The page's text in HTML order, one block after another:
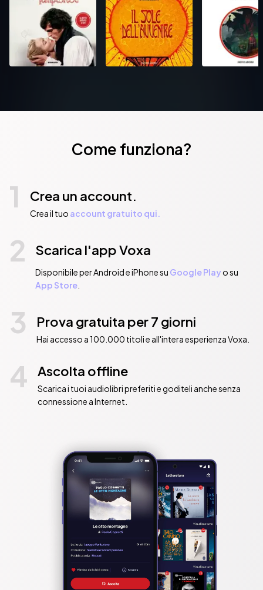
Come funziona?
1 Crea un account.
Crea il tuo account gratuito qui.
2 Scarica l'app Voxa
Disponibile per Android e iPhone su Google Playo su
App Store.
3 Prova gratuita per 7 giorni
Hai accesso a 100.000 titoli e all'intera esperienza Voxa.
4 Ascolta offline
Scarica i tuoi audiolibri preferiti e goditeli anche senza
connessione a Internet.